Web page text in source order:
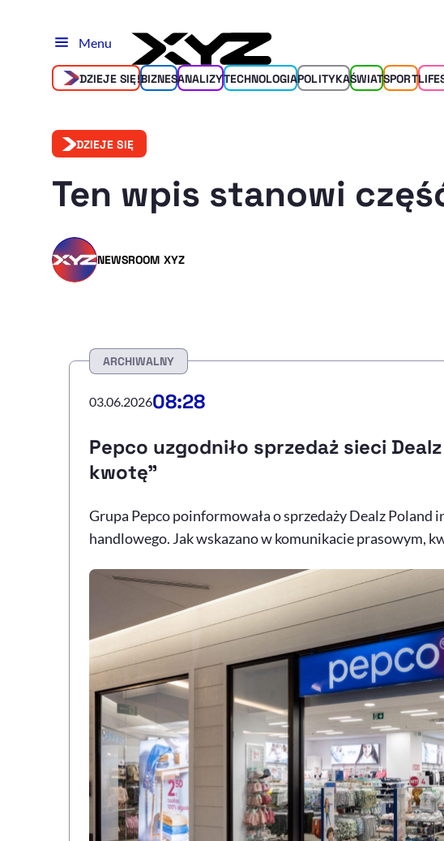
Menu
DZIEJE SIĘ!BIZNESANALIZYTECHNOLOGIAPOLITYKAŚWIATSPORT
DZIEJE SIĘ
Ten wpis stanowi
NEWSROOM XYZ
ARCHIWALNY
03.06.202608:28
Pepco uzgodniło sprzedaż sieci
kwotę"
Grupa Pepco poinformowała o sprzedaży Dealz
handlowego. Jak wskazano w komunikacie prasowym,